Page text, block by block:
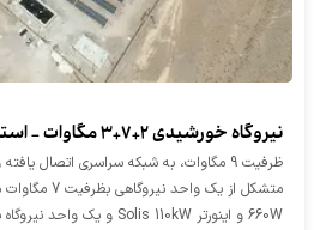
نیروگاه خورشیدی 2+7+3 مگاوات - استان کرمان
ظرفیت 9 مگاوات، به شبکه سراسری اتصال